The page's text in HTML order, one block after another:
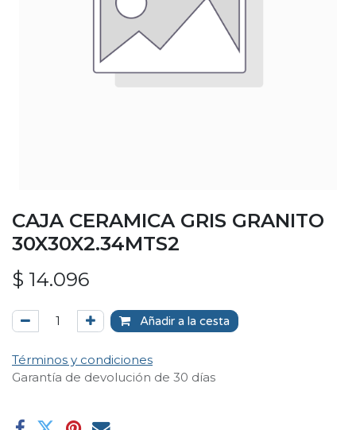
CAJA CERAMICA GRIS GRANITO
30X30X2.34MTS2
$ 14.096
Añadir a la cesta
Términos y condiciones
Garantía de devolución de 30 días